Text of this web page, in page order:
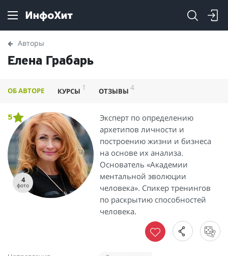
Авторы
Елена Грабарь
ОБ АВТОРЕ КУРСЫ 1 ОТЗЫВЫ4
4
фото
5
Эксперт по определению
архетипов личности и
построению жизни и бизнеса
на основе их анализа.
Основатель «Академии
ментальной эволюции
человека». Спикер тренингов
по раскрытию способностей
человека.